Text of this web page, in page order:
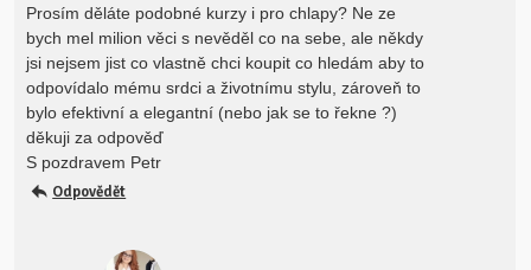
Prosím děláte podobné kurzy i pro chlapy? Ne ze
bych mel milion věci s nevěděl co na sebe, ale někdy
jsi nejsem jist co vlastně chci koupit co hledám aby to
odpovídalo mému srdci a životnímu stylu, zároveň to
bylo efektivní a elegantní (nebo jak se to řekne ?)
děkuji za odpověď
S pozdravem Petr
Odpovědět